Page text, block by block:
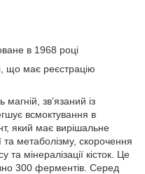
в 1968 році
що має реєстрацію
зв’язаний із
всмоктування в
який має вирішальне
метаболізму, скорочення
та мінералізації кісток. Це
300 ферментів. Серед